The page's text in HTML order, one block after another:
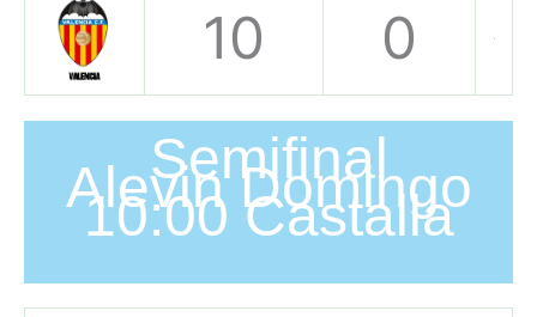
10 0
Semifinal
Alevin Domingo
10:00 Castalla